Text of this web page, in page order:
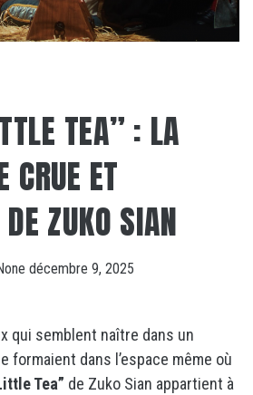
TEA” : LA
CRUE ET
ZUKO SIAN
décembre 9, 2025
qui semblent naître dans un
formaient dans l’espace même où
Tea” de Zuko Sian appartient à